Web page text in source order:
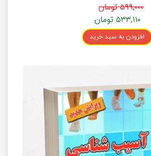
۵۹۹,۰۰۰ تومان
۵۳۳,۱۱۰ تومان
افزودن به سبد خرید